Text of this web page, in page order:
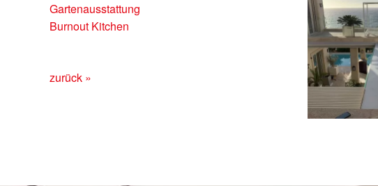
Gartenausstattung
Burnout Kitchen
zurück »